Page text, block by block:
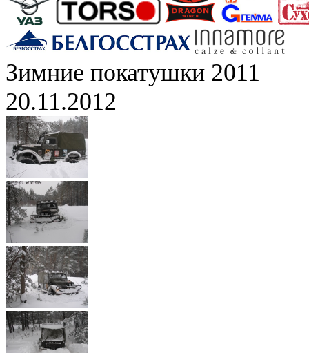
Зимние покатушки 2011
20.11.2012